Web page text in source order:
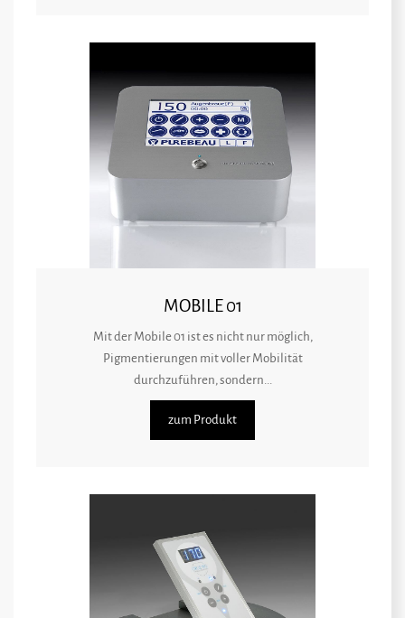
MOBILE 01
Mit der Mobile 01 ist es nicht nur möglich,
Pigmentierungen mit voller Mobilität
durchzuführen, sondern...
zum Produkt